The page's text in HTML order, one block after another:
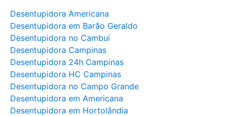
Desentupidora Americana
Desentupidora em Barão Geraldo
Desentupidora no Cambuí
Desentupidora Campinas
Desentupidora 24h Campinas
Desentupidora HC Campinas
Desentupidora no Campo Grande
Desentupidora em Americana
Desentupidora em Hortolândia